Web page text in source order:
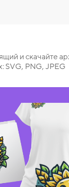
и скачайте
SVG, PNG, JPEG